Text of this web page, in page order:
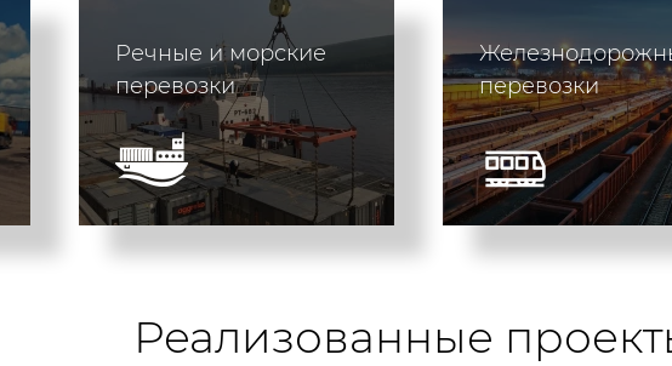
Речные и морские
перевозки
перевозки
Реализованные